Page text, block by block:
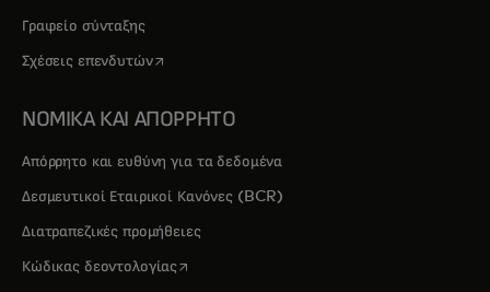
Γραφείο σύνταξης
Σχέσεις επενδυτώνopens in a new tab
ΝΟΜΙΚΑ ΚΑΙ ΑΠΟΡΡΗΤΟ
Απόρρητο και ευθύνη για τα δεδομένα
Δεσμευτικοί Εταιρικοί Κανόνες (BCR)
Διατραπεζικές προμήθειες
Κώδικας δεοντολογίαςopens in a new tab